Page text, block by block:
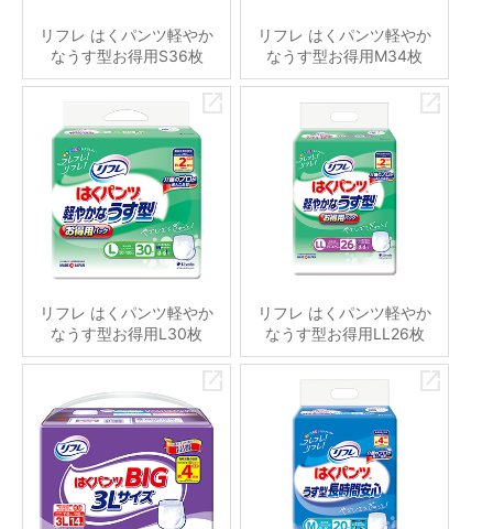
リフレ はくパンツ軽やか
なうす型お得用S36枚
リフレ はくパンツ軽やか
なうす型お得用M34枚
リフレ はくパンツ軽やか
なうす型お得用L30枚
リフレ はくパンツ軽やか
なうす型お得用LL26枚